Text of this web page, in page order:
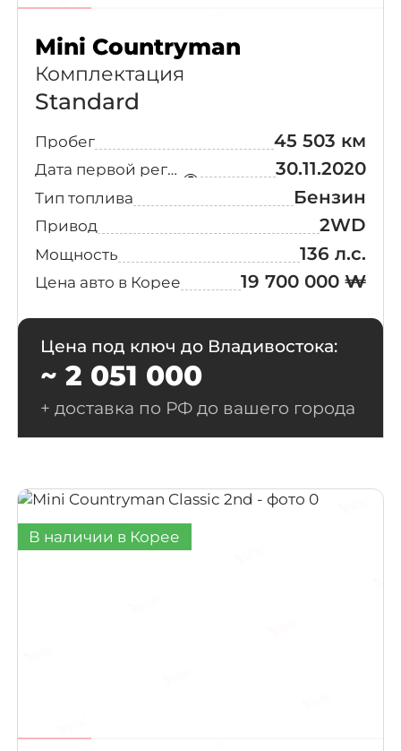
Mini Countryman
Комплектация
Standard
Пробег 45 503 км
Дата первой регистрации 30.11.2020
Тип топлива Бензин
Привод 2WD
Мощность 136 л.с.
Цена авто в Корее 19 700 000 ₩
Цена под ключ до Владивостока:
~ 2 051 000
+ доставка по РФ до вашего города
В наличии в Корее